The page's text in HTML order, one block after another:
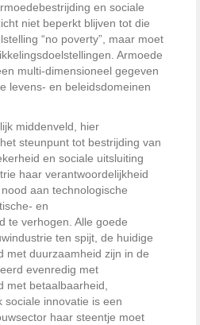
en sociale
niet beperkt blijven tot die
“no poverty”, maar moet
Armoede
multi-dimensioneel gegeven
levens- en beleidsdomeinen
middenveld, hier
steunpunt tot bestrijding van
en sociale uitsluiting
haar verantwoordelijkheid
aan technologische
en
te verhogen. Alle goede
ten spijt, de huidige
met duurzaamheid zijn in de
evenredig met
met betaalbaarheid,
innovatie is een
haar steentje moet